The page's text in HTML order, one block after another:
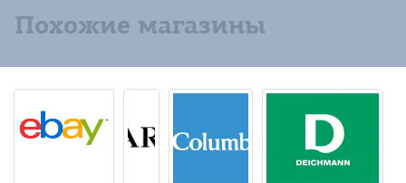
Похожие магазины